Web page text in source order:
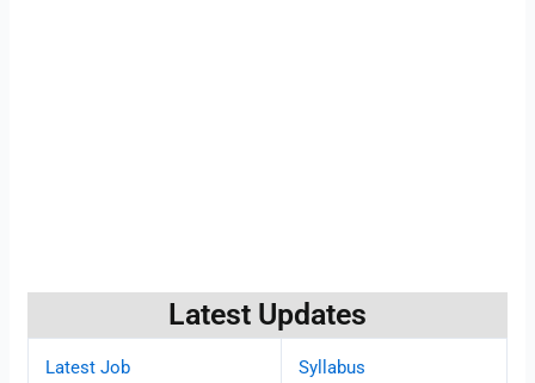
Latest Updates
Latest Job Syllabus